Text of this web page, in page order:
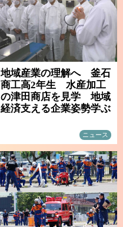
地域産業の理解へ 釜石
商工高2年生 水産加工
の津田商店を見学 地域
経済支える企業姿勢学ぶ
ニュース